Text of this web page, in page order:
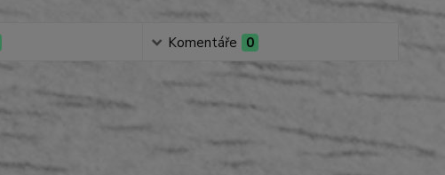
Komentáře 0